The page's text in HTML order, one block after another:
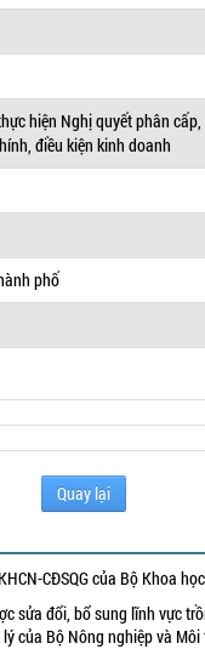
hiện Nghị quyết phân
điều kiện kinh doanh
phố
Quay lại
CĐSQG của Bộ Khoa
sửa đổi, bổ sung lĩnh vực
của Bộ Nông nghiệp và Môi